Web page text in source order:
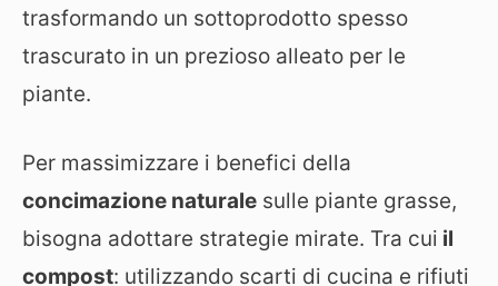
trasformando un sottoprodotto spesso
trascurato in un prezioso alleato per le
piante.
Per massimizzare i benefici della
concimazione naturale sulle piante grasse,
bisogna adottare strategie mirate. Tra cui il
compost: utilizzando scarti di cucina e rifiuti